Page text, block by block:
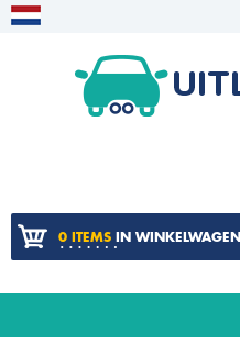
0 ITEMS IN WINKELWAGEN